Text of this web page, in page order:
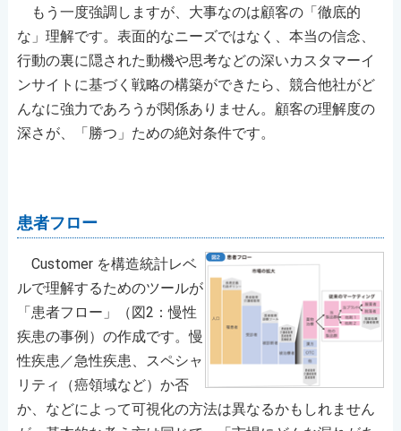
もう一度強調しますが、大事なのは顧客の「徹底的
な」理解です。表面的なニーズではなく、本当の信念、
行動の裏に隠された動機や思考などの深いカスタマーイ
ンサイトに基づく戦略の構築ができたら、競合他社がど
んなに強力であろうが関係ありません。顧客の理解度の
深さが、「勝つ」ための絶対条件です。
患者フロー
Customer を構造統計レベ
ルで理解するためのツールが
「患者フロー」（図2：慢性
疾患の事例）の作成です。慢
性疾患／急性疾患、スペシャ
リティ（癌領域など）か否
か、などによって可視化の方法は異なるかもしれません